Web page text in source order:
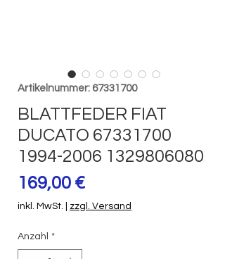
Artikelnummer: 67331700
BLATTFEDER FIAT
DUCATO 67331700
1994-2006 1329806080
169,00 €Preis
inkl. MwSt. zzgl. Versand
Anzahl *